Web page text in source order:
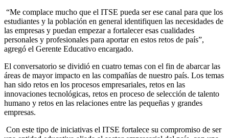
“Me complace mucho que el ITSE pueda ser ese canal para que los
estudiantes y la población en general identifiquen las necesidades de
las empresas y puedan empezar a fortalecer esas cualidades
personales y profesionales para aportar en estos retos de país”,
agregó el Gerente Educativo encargado.
El conversatorio se dividió en cuatro temas con el fin de abarcar las
áreas de mayor impacto en las compañías de nuestro país. Los temas
han sido retos en los procesos empresariales, retos en las
innovaciones tecnológicas, retos en proceso de selección de talento
humano y retos en las relaciones entre las pequeñas y grandes
empresas.
Con este tipo de iniciativas el ITSE fortalece su compromiso de ser